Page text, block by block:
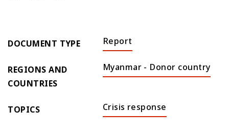
DOCUMENT TYPE
Report
REGIONS AND
COUNTRIES
Myanmar - Donor country
TOPICS Crisis response